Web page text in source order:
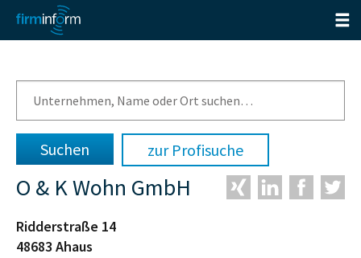
zur Profisuche
O & K Wohn GmbH
Ridderstraße 14
48683 Ahaus